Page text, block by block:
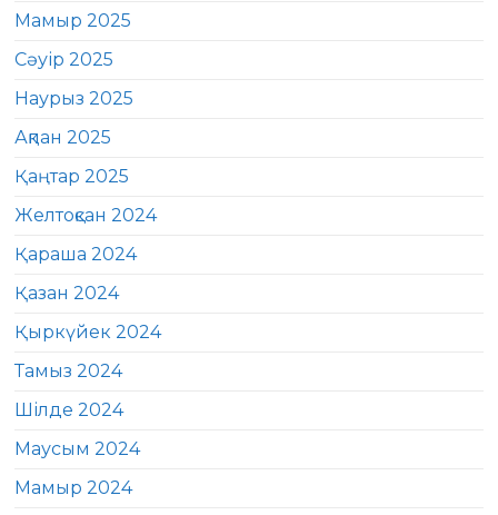
Мамыр 2025
Сәуір 2025
Наурыз 2025
Ақпан 2025
Қаңтар 2025
Желтоқсан 2024
Қараша 2024
Қазан 2024
Қыркүйек 2024
Тамыз 2024
Шілде 2024
Маусым 2024
Мамыр 2024